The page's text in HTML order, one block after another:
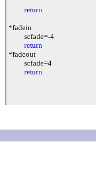
return
*fadein
return
*fadeout
return